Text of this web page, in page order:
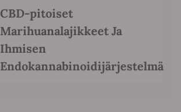
CBD-pitoiset
Marihuanalajikkeet Ja
Ihmisen
Endokannabinoidijärjestelmä